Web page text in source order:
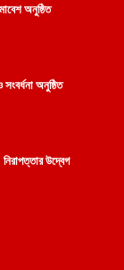
অনুষ্ঠিত
অনুষ্ঠিত
উদ্বেগ